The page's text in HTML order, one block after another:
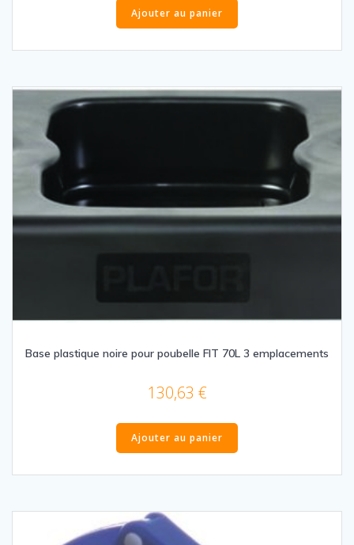
Ajouter au panier
Base plastique noire pour poubelle FIT 70L 3 emplacements
130,63 €
Ajouter au panier